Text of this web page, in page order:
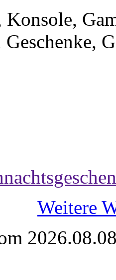
Konsole,
Weitere